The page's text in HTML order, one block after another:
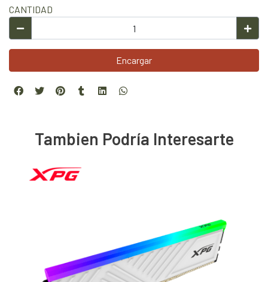
CANTIDAD
Encargar
Tambien Podría Interesarte